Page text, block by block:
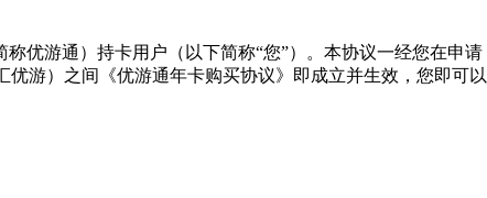
优游通）持卡用户（以下简称“您”）。本协议一经您在申请
游）之间《优游通年卡购买协议》即成立并生效，您即可以